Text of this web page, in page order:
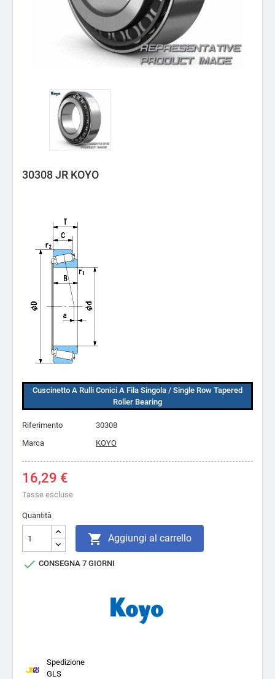
30308 JR KOYO
Cuscinetto A Rulli Conici A Fila Singola / Single Row Tapered
Roller Bearing
Riferimento
30308
Marca
KOYO
16,29 €
Tasse escluse
Quantità
 Aggiungi al carrello
 CONSEGNA 7 GIORNI
Spedizione
GLS